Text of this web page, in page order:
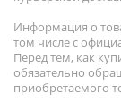
Информация о
том числе с
Перед тем, как
обязательно
приобретаемого